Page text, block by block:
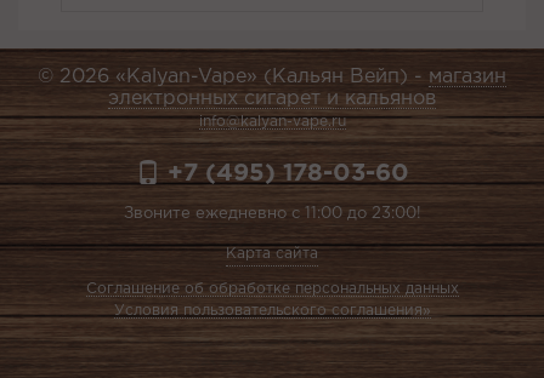
© 2026 «Kalyan-Vape» (Кальян Вейп) - магазин
электронных сигарет и кальянов
info@kalyan-vape.ru
+7 (495) 178-03-60
Звоните ежедневно с 11:00 до 23:00!
Карта сайта
Соглашение об обработке персональных данных
Условия пользовательского соглашения»